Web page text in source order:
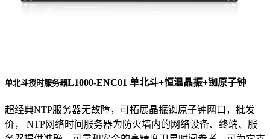
单北斗授时服务器L1000-ENC01 单北斗+恒温晶振+铷原子钟
超经典NTP服务器无故障，可拓展晶振铷原子钟网口，批发
价， NTP网络时间服务器为防火墙内的网络设备、终端、服